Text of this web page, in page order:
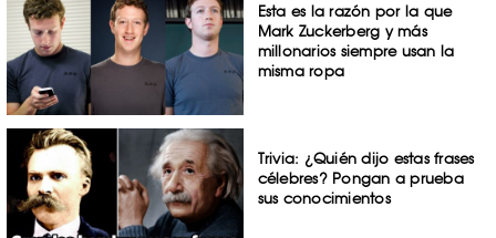
Esta es la razón por la que
Mark Zuckerberg y más
millonarios siempre usan la
misma ropa
Trivia: ¿Quién dijo estas frases
célebres? Pongan a prueba
sus conocimientos